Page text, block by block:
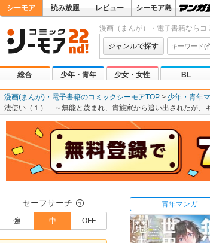
シーモア 読み放題 レビュー シーモア島
漫画（まんが）・電子書籍ならコ
ジャンルで探す
総合 少年・青年 少女・女性 BL
漫画(まんが)・電子書籍のコミックシーモアTOP 少年・青年
法使い（１） ～無能と蔑まれ、貴族家から追い出されたが、
セーフサーチ ？
強 中 OFF
青年マンガ